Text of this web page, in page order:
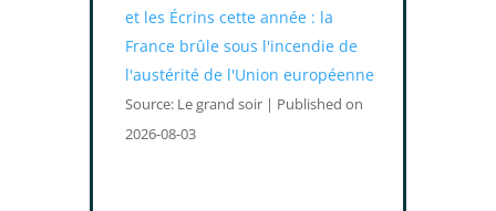
et les Écrins cette année : la
France brûle sous l'incendie de
l'austérité de l'Union européenne
Source: Le grand soir
Published on
2026-08-03